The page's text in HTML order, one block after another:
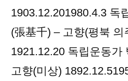
1903.12.201980.4.3 독
(張基千) – 고향(평북 의
1921.12.20 독립운동가
고향(미상)